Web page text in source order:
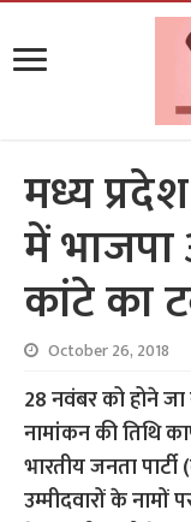
मध्य
में
कांटे का
October 26, 2018
28 नवंबर को होने
नामांकन की तिथि
भारतीय जनता
उम्मीदवारों के